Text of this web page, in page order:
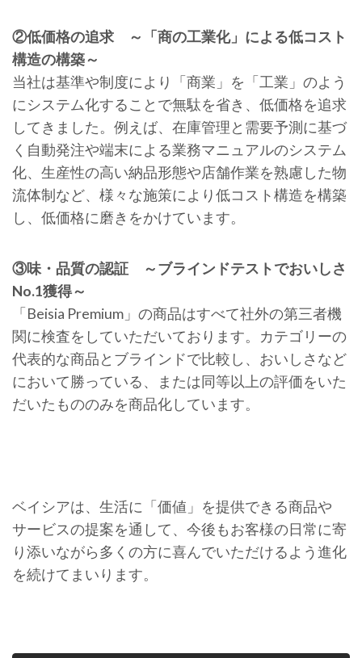
②低価格の追求 ～「商の工業化」による低コスト
構造の構築～
当社は基準や制度により「商業」を「工業」のよう
にシステム化することで無駄を省き、低価格を追求
してきました。例えば、在庫管理と需要予測に基づ
く自動発注や端末による業務マニュアルのシステム
化、生産性の高い納品形態や店舗作業を熟慮した物
流体制など、様々な施策により低コスト構造を構築
し、低価格に磨きをかけています。
③味・品質の認証 ～ブラインドテストでおいしさ
No.1獲得～
「Beisia Premium」の商品はすべて社外の第三者機
関に検査をしていただいております。カテゴリーの
代表的な商品とブラインドで比較し、おいしさなど
において勝っている、または同等以上の評価をいた
だいたもののみを商品化しています。
ベイシアは、生活に「価値」を提供できる商品や
サービスの提案を通して、今後もお客様の日常に寄
り添いながら多くの方に喜んでいただけるよう進化
を続けてまいります。